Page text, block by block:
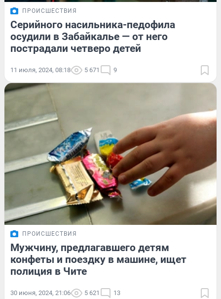
ПРОИСШЕСТВИЯ
Серийного насильника-педофила
осудили в Забайкалье — от него
пострадали четверо детей
11 июля, 2024, 08:18 5 671 9
ПРОИСШЕСТВИЯ
Мужчину, предлагавшего детям
конфеты и поездку в машине, ищет
полиция в Чите
30 июня, 2024, 21:06 5 621 13